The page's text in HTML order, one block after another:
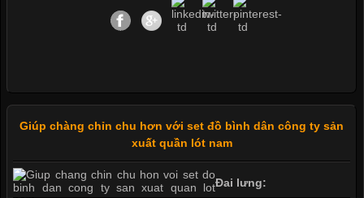
Giúp chàng chỉn chu hơn với set đồ bình dân công ty sản
xuất quần lót nam
Đai lưng: